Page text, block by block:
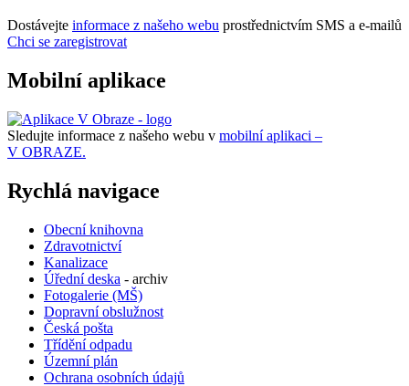
Dostávejte informace z našeho webu prostřednictvím SMS a e-mailů
Chci se zaregistrovat
Mobilní aplikace
Sledujte informace z našeho webu v mobilní aplikaci –
V OBRAZE.
Rychlá navigace
Obecní knihovna
Zdravotnictví
Kanalizace
Úřední deska - archiv
Fotogalerie (MŠ)
Dopravní obslužnost
Česká pošta
Třídění odpadu
Územní plán
Ochrana osobních údajů